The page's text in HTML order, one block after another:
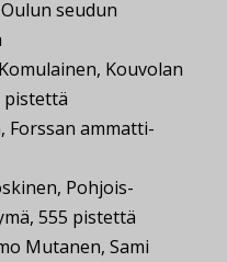
seudun
Kouvolan
pistettä
Forssan ammatti-
Pohjois-
555 pistettä
Mutanen, Sami